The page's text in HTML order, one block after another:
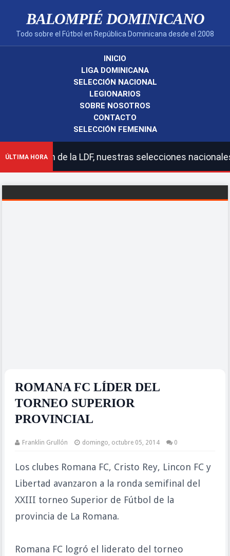
BALOMPIÉ DOMINICANO
Todo sobre el Fútbol en República Dominicana desde el 2008
INICIO
LIGA DOMINICANA
SELECCIÓN NACIONAL
LEGIONARIOS
SOBRE NOSOTROS
CONTACTO
SELECCIÓN FEMENINA
ÚLTIMA HORA
la LDF, nuestras selecciones nacionales y
ROMANA FC LÍDER DEL
TORNEO SUPERIOR
PROVINCIAL
Franklin Grullón domingo, octubre 05, 2014 0
Los clubes Romana FC, Cristo Rey, Lincon FC y
Libertad avanzaron a la ronda semifinal del
XXIII torneo Superior de Fútbol de la
provincia de La Romana.
Romana FC logró el liderato del torneo